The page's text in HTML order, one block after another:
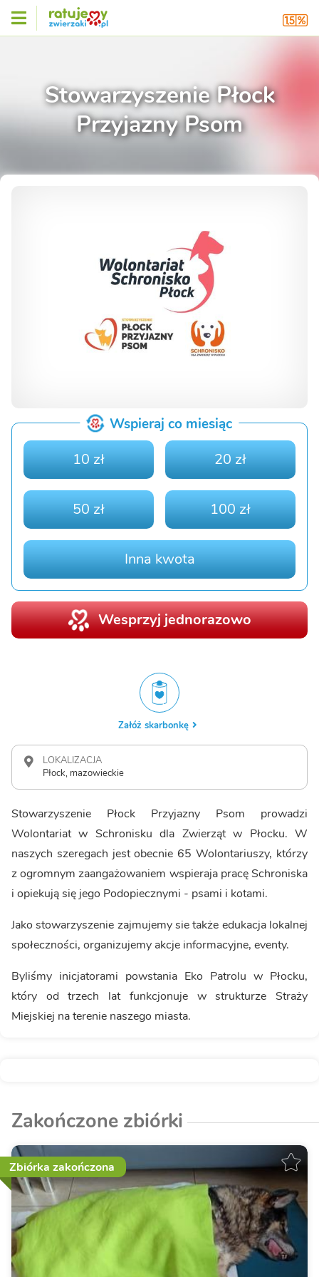
Stowarzyszenie Płock
Przyjazny Psom
Wspieraj co miesiąc
10 zł 20 zł
50 zł 100 zł
Inna kwota
Wesprzyj jednorazowo
Załóż skarbonkę
LOKALIZACJA
Płock, mazowieckie
Stowarzyszenie Płock Przyjazny Psom prowadzi
Wolontariat w Schronisku dla Zwierząt w Płocku. W
naszych szeregach jest obecnie 65 Wolontariuszy, którzy
z ogromnym zaangażowaniem wspieraja pracę Schroniska
i opiekują się jego Podopiecznymi - psami i kotami.
Jako stowarzyszenie zajmujemy sie także edukacja lokalnej
społeczności, organizujemy akcje informacyjne, eventy.
Byliśmy inicjatorami powstania Eko Patrolu w Płocku,
który od trzech lat funkcjonuje w strukturze Straży
Miejskiej na terenie naszego miasta.
Zakończone zbiórki
Zbiórka zakończona